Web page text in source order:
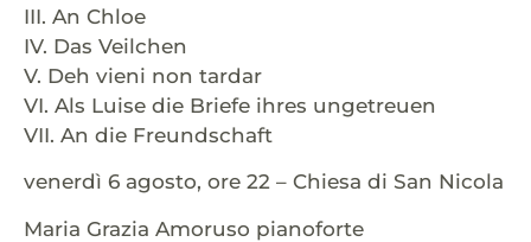
III. An Chloe
IV. Das Veilchen
V. Deh vieni non tardar
VI. Als Luise die Briefe ihres ungetreuen
VII. An die Freundschaft
venerdì 6 agosto, ore 22 – Chiesa di San Nicola
Maria Grazia Amoruso pianoforte